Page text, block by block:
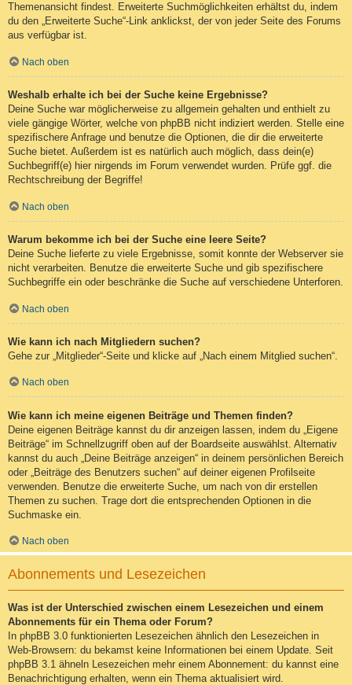
Themenansicht findest. Erweiterte Suchmöglichkeiten erhältst du, indem
du den „Erweiterte Suche“-Link anklickst, der von jeder Seite des Forums
aus verfügbar ist.
Nach oben
Weshalb erhalte ich bei der Suche keine Ergebnisse?
Deine Suche war möglicherweise zu allgemein gehalten und enthielt zu
viele gängige Wörter, welche von phpBB nicht indiziert werden. Stelle eine
spezifischere Anfrage und benutze die Optionen, die dir die erweiterte
Suche bietet. Außerdem ist es natürlich auch möglich, dass dein(e)
Suchbegriff(e) hier nirgends im Forum verwendet wurden. Prüfe ggf. die
Rechtschreibung der Begriffe!
Nach oben
Warum bekomme ich bei der Suche eine leere Seite?
Deine Suche lieferte zu viele Ergebnisse, somit konnte der Webserver sie
nicht verarbeiten. Benutze die erweiterte Suche und gib spezifischere
Suchbegriffe ein oder beschränke die Suche auf verschiedene Unterforen.
Nach oben
Wie kann ich nach Mitgliedern suchen?
Gehe zur „Mitglieder“-Seite und klicke auf „Nach einem Mitglied suchen“.
Nach oben
Wie kann ich meine eigenen Beiträge und Themen finden?
Deine eigenen Beiträge kannst du dir anzeigen lassen, indem du „Eigene
Beiträge“ im Schnellzugriff oben auf der Boardseite auswählst. Alternativ
kannst du auch „Deine Beiträge anzeigen“ in deinem persönlichen Bereich
oder „Beiträge des Benutzers suchen“ auf deiner eigenen Profilseite
verwenden. Benutze die erweiterte Suche, um nach von dir erstellen
Themen zu suchen. Trage dort die entsprechenden Optionen in die
Suchmaske ein.
Nach oben
Abonnements und Lesezeichen
Was ist der Unterschied zwischen einem Lesezeichen und einem
Abonnements für ein Thema oder Forum?
In phpBB 3.0 funktionierten Lesezeichen ähnlich den Lesezeichen in
Web-Browsern: du bekamst keine Informationen bei einem Update. Seit
phpBB 3.1 ähneln Lesezeichen mehr einem Abonnement: du kannst eine
Benachrichtigung erhalten, wenn ein Thema aktualisiert wird.